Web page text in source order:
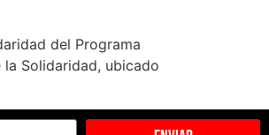
del Programa
la Solidaridad, ubicado